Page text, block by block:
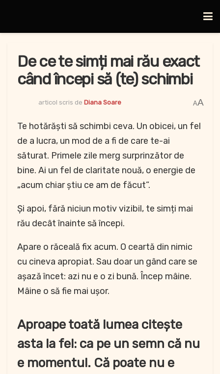
De ce te simți mai rău exact
când începi să (te) schimbi
articol scris de Diana Soare AA
Te hotărăști să schimbi ceva. Un obicei, un fel
de a lucra, un mod de a fi de care te-ai
săturat. Primele zile merg surprinzător de
bine. Ai un fel de claritate nouă, o energie de
„acum chiar știu ce am de făcut”.
Și apoi, fără niciun motiv vizibil, te simți mai
rău decât înainte să începi.
Apare o răceală fix acum. O ceartă din nimic
cu cineva apropiat. Sau doar un gând care se
așază încet: azi nu e o zi bună. Încep mâine.
Mâine o să fie mai ușor.
Aproape toată lumea citește
asta la fel: ca pe un semn că nu
e momentul. Că poate nu e